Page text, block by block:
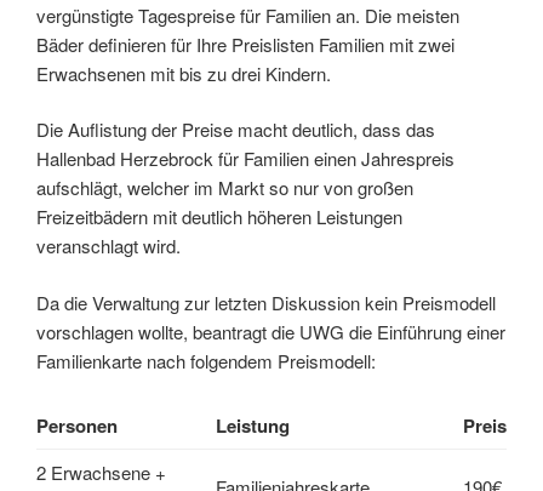
vergünstigte Tagespreise für Familien an. Die meisten
Bäder definieren für Ihre Preislisten Familien mit zwei
Erwachsenen mit bis zu drei Kindern.
Die Auflistung der Preise macht deutlich, dass das
Hallenbad Herzebrock für Familien einen Jahrespreis
aufschlägt, welcher im Markt so nur von großen
Freizeitbädern mit deutlich höheren Leistungen
veranschlagt wird.
Da die Verwaltung zur letzten Diskussion kein Preismodell
vorschlagen wollte, beantragt die UWG die Einführung einer
Familienkarte nach folgendem Preismodell:
Personen Leistung Preis
2 Erwachsene +